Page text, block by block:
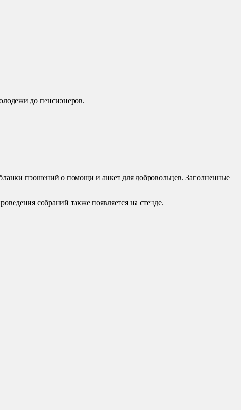
до пенсионеров.
прошений о помощи и анкет для добровольцев. Заполненные
собраний также появляется на стенде.